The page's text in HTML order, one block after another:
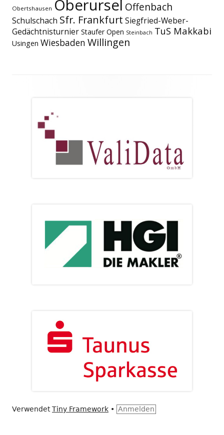
Obertshausen Oberursel Offenbach
Schulschach Sfr. Frankfurt Siegfried-Weber-
Gedächtnisturnier Staufer Open Steinbach TuS Makkabi
Usingen Wiesbaden Willingen
VerwendetTiny Framework • Anmelden